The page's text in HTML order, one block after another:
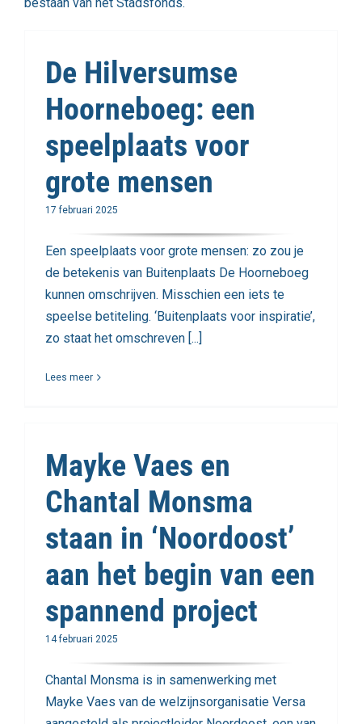
De Hilversumse
Hoorneboeg: een
speelplaats voor
grote mensen
17 februari 2025
Een speelplaats voor grote mensen: zo zou je
de betekenis van Buitenplaats De Hoorneboeg
kunnen omschrijven. Misschien een iets te
speelse betiteling. ‘Buitenplaats voor inspiratie’,
zo staat het omschreven [...]
Lees meer
Mayke Vaes en
Chantal Monsma
staan in ‘Noordoost’
aan het begin van een
spannend project
14 februari 2025
Chantal Monsma is in samenwerking met
Mayke Vaes van de welzijnsorganisatie Versa